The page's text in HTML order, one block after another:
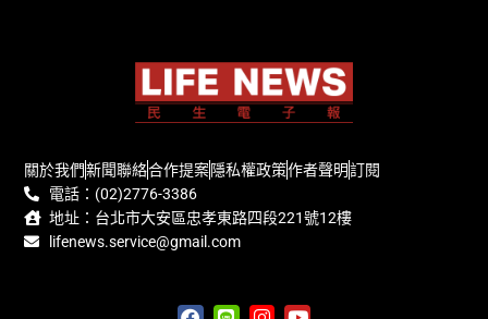
關於我們新聞聯絡合作提案隱私權政策作者聲明訂閱
電話：(02)2776-3386
地址：台北市大安區忠孝東路四段221號12樓
lifenews.service@gmail.com